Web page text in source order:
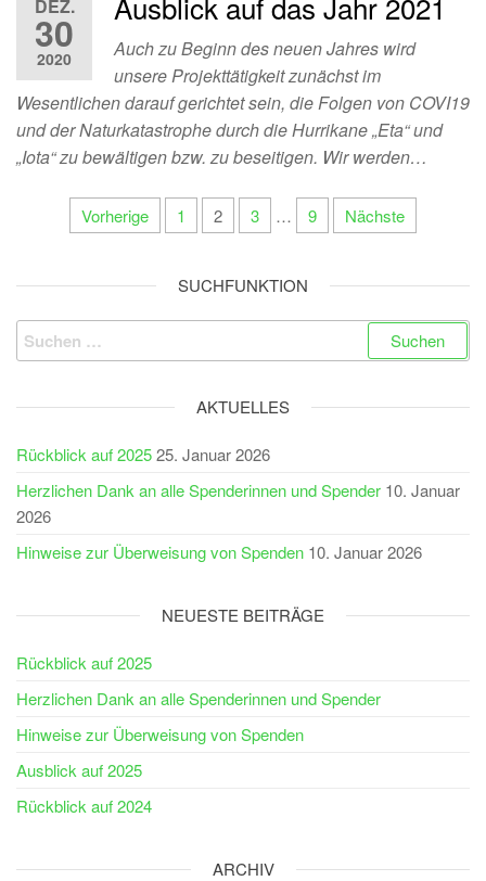
DEZ.
30
2020
Auch zu Beginn des neuen Jahres wird
unsere Projekttätigkeit zunächst im
Wesentlichen darauf gerichtet sein, die Folgen von COVI19
und der Naturkatastrophe durch die Hurrikane „Eta“ und
„Iota“ zu bewältigen bzw. zu beseitigen. Wir werden…
Seitennummerierung
Beiträge
Vorherige 1 2 3 … 9 Nächste
SUCHFUNKTION
Suchen
nach:
AKTUELLES
Rückblick auf 202525. Januar 2026
Herzlichen Dank an alle Spenderinnen und Spender 10. Januar
2026
Hinweise zur Überweisung von Spenden 10. Januar 2026
NEUESTE BEITRÄGE
Rückblick auf 2025
Herzlichen Dank an alle Spenderinnen und Spender
Hinweise zur Überweisung von Spenden
Ausblick auf 2025
Rückblick auf 2024
ARCHIV